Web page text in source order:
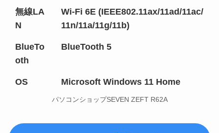
無線LA
N
Wi-Fi 6E (IEEE802.11ax/11ad/11ac/
11n/11a/11g/11b)
BlueTo
oth
BlueTooth 5
OS Microsoft Windows 11 Home
パソコンショップSEVEN ZEFT R62A